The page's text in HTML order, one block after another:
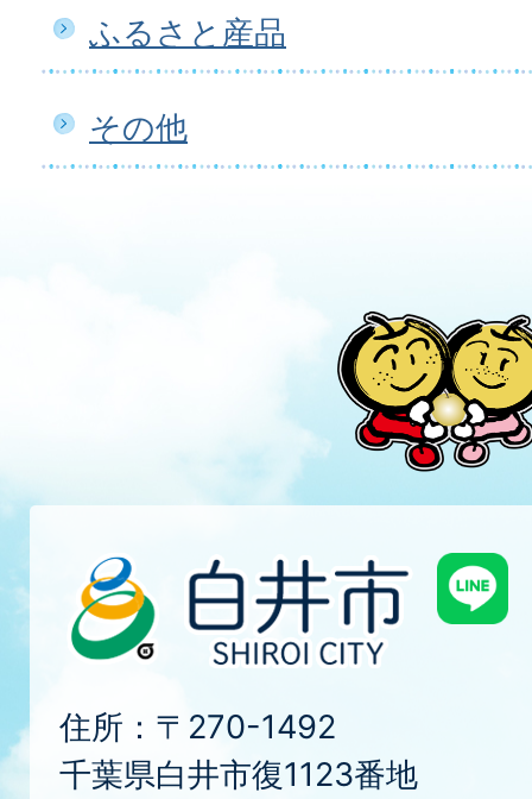
ふるさと産品
その他
住所：〒270-1492
千葉県白井市復1123番地